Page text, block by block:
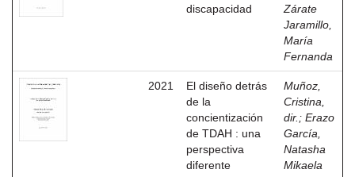
discapacidad
Zárate
Jaramillo,
María
Fernanda
2021
El diseño detrás
de la
concientización
de TDAH : una
perspectiva
diferente
Muñoz,
Cristina,
dir. ; Erazo
García,
Natasha
Mikaela